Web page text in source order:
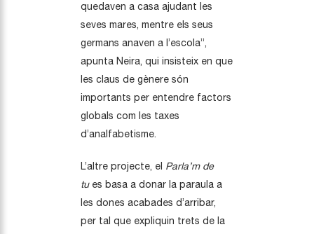
quedaven a casa ajudant les
seves mares, mentre els seus
germans anaven a l’escola”,
apunta Neira, qui insisteix en que
les claus de gènere són
importants per entendre factors
globals com les taxes
d’analfabetisme.
L’altre projecte, el Parla’m de
tues basa a donar la paraula a
les dones acabades d’arribar,
per tal que expliquin trets de la